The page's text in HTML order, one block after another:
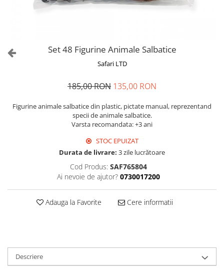
Set 48 Figurine Animale Salbatice
Safari LTD
185,00 RON 135,00 RON
Figurine animale salbatice din plastic, pictate manual, reprezentand
specii de animale salbatice.
Varsta recomandata: +3 ani
STOC EPUIZAT
Durata de livrare: 3 zile lucrătoare
Cod Produs: SAF765804
Ai nevoie de ajutor? 0730017200
Adauga la Favorite Cere informatii
Descriere